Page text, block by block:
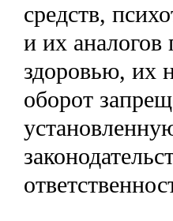
средств,
и их аналогов
здоровью, их
оборот